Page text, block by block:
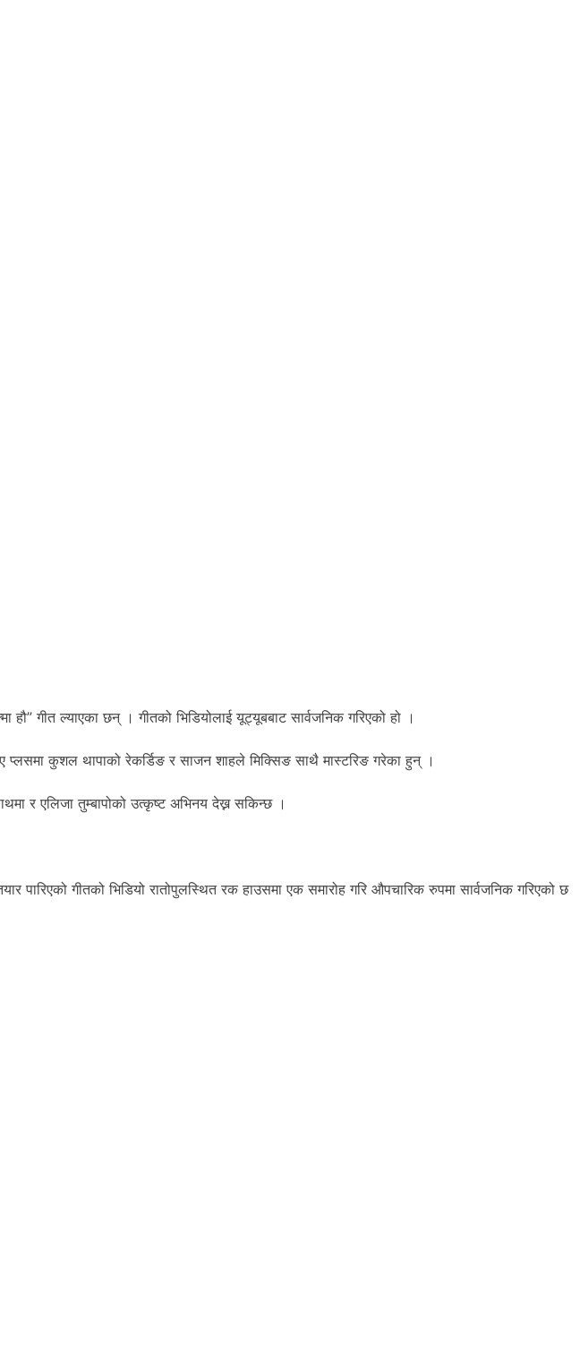
गीत ल्याएका छन् । गीतको भिडियोलाई यूट्यूबबाट सार्वजनिक गरिएको हो ।
प्लसमा कुशल थापाको रेकर्डिङ र साजन शाहले मिक्सिङ साथै मास्टरिङ गरेका हुन् ।
र एलिजा तुम्बापोको उत्कृष्ट अभिनय देख्न सकिन्छ ।
पारिएको गीतको भिडियो रातोपुलस्थित रक हाउसमा एक समारोह गरि औपचारिक रुपमा सार्वजनिक गरिएको छ